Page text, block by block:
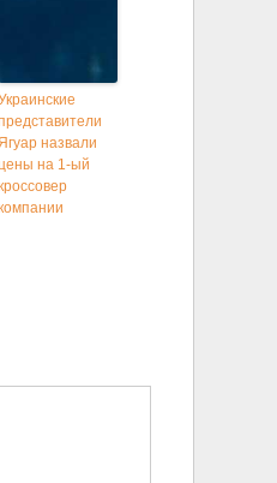
назвали
на 1-ый